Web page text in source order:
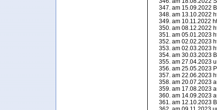
am 15.09.2022
am 13.10.2022
am 10.11.2022
am 08.12.2022
am 05.01.2023
am 02.02.2023
am 02.03.2023
am 30.03.2023
am 27.04.2023
am 25.05.2023
am 22.06.2023
am 20.07.2023
am 17.08.2023
am 14.09.2023
am 12.10.2023